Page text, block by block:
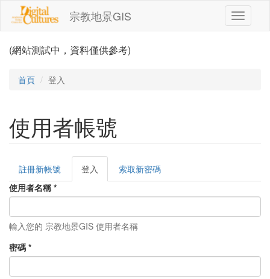
移至主內容
宗教地景GIS
Toggle
(網站測試中，資料僅供參考)
首頁 登入
使用者帳號
主要索引標籤
註冊新帳號 登入
籤)
索取新密碼
使用者名稱 *
輸入您的 宗教地景GIS 使用者名稱
密碼 *